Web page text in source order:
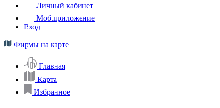
Личный кабинет
Моб.приложение
Вход
Фирмы на карте
Главная
Карта
Избранное